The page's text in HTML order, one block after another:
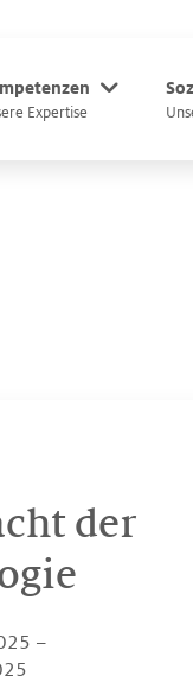
Expertise
der
–